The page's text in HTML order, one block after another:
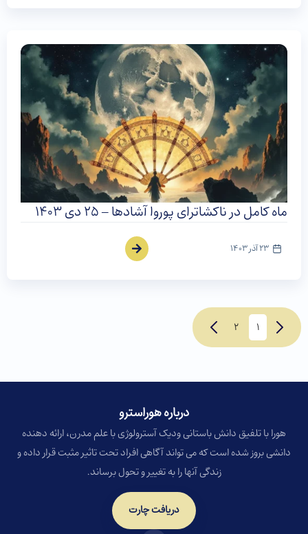
ماه کامل در ناکشاترای پوروا آشادها – ۲۵ دی ۱۴۰۳
23 آذر 1403
1
2
درباره هوراسترو​
هورا با تلفیق دانش باستانی ودیک آسترولوژی با علم مدرن، ارائه دهنده
دانشی بروز شده است که می تواند آگاهی افراد تحت تاثیر مثبت قرار داده و
زندگی آنها را به تغییر و تحول برساند.
دریافت چارت